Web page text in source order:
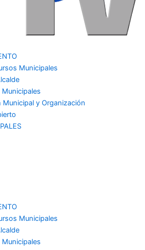
Municipales
y Organización
Municipales